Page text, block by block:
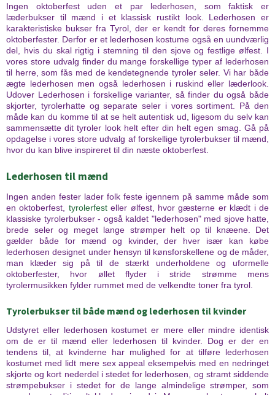
Ingen oktoberfest uden et par lederhosen, som faktisk er
læderbukser til mænd i et klassisk rustikt look. Lederhosen er
karakteristiske bukser fra Tyrol, der er kendt for deres fornemme
oktoberfester. Derfor er et lederhosen kostume også en uundværlig
del, hvis du skal rigtig i stemning til den sjove og festlige ølfest. I
vores store udvalg finder du mange forskellige typer af lederhosen
til herre, som fås med de kendetegnende tyroler seler. Vi har både
ægte lederhosen men også lederhosen i ruskind eller læderlook.
Udover Lederhosen i forskellige varianter, så finder du også både
skjorter, tyrolerhatte og separate seler i vores sortiment. På den
måde kan du komme til at se helt autentisk ud, ligesom du selv kan
sammensætte dit tyroler look helt efter din helt egen smag. Gå på
opdagelse i vores store udvalg af forskellige tyrolerbukser til mænd,
hvor du kan blive inspireret til din næste oktoberfest.
Lederhosen til mænd
Ingen anden fester lader folk feste igennem på samme måde som
en oktoberfest, tyrolerfesteller ølfest, hvor gæsterne er klædt i de
klassiske tyrolerbukser - også kaldet "lederhosen" med sjove hatte,
brede seler og meget lange strømper helt op til knæene. Det
gælder både for mænd og kvinder, der hver især kan købe
lederhosen designet under hensyn til kønsforskellene og de måder,
man klæder sig på til de stærkt underholdene og uformelle
oktoberfester, hvor øllet flyder i stride strømme mens
tyrolermusikken fylder rummet med de velkendte toner fra tyrol.
Tyrolerbukser til både mænd og lederhosen til kvinder
Udstyret eller lederhosen kostumet er mere eller mindre identisk
om de er til mænd eller lederhosen til kvinder. Dog er der en
tendens til, at kvinderne har mulighed for at tilføre lederhosen
kostumet med lidt mere sex appeal eksempelvis med en nedringet
skjorte og kort nederdel i stedet for lederhosen, og stramt siddende
strømpebukser i stedet for de lange almindelige strømper, som